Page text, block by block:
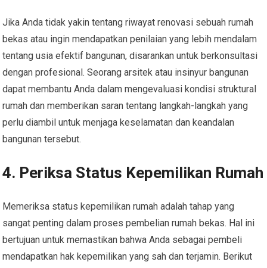
Jika Anda tidak yakin tentang riwayat renovasi sebuah rumah
bekas atau ingin mendapatkan penilaian yang lebih mendalam
tentang usia efektif bangunan, disarankan untuk berkonsultasi
dengan profesional. Seorang arsitek atau insinyur bangunan
dapat membantu Anda dalam mengevaluasi kondisi struktural
rumah dan memberikan saran tentang langkah-langkah yang
perlu diambil untuk menjaga keselamatan dan keandalan
bangunan tersebut.
4. Periksa Status Kepemilikan Rumah
Memeriksa status kepemilikan rumah adalah tahap yang
sangat penting dalam proses pembelian rumah bekas. Hal ini
bertujuan untuk memastikan bahwa Anda sebagai pembeli
mendapatkan hak kepemilikan yang sah dan terjamin. Berikut